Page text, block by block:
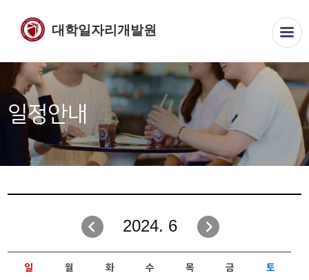
대학일자리개발원
일정안내
2024. 6
일 월 화 수 목 금 토